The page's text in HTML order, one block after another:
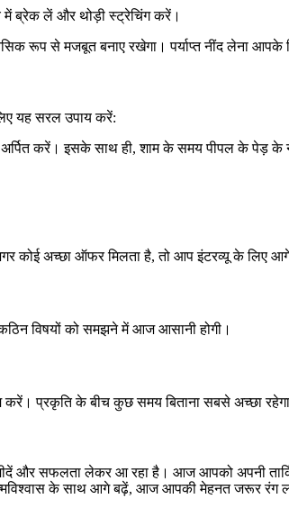
में ब्रेक लें और थोड़ी स्ट्रेचिंग करें।
रूप से मजबूत बनाए रखेगा। पर्याप्त नींद लेना आपके
यह सरल उपाय करें:
अर्पित करें। इसके साथ ही, शाम के समय पीपल के
कोई अच्छा ऑफर मिलता है, तो आप इंटरव्यू के लिए
विषयों को समझने में आज आसानी होगी।
प्रकृति के बीच कुछ समय बिताना सबसे अच्छा
और सफलता लेकर आ रहा है। आज आपको अपनी
के साथ आगे बढ़ें, आज आपकी मेहनत जरूर रंग